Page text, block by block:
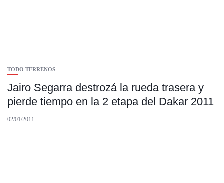
TODO TERRENOS
Jairo Segarra destrozá la rueda trasera y
pierde tiempo en la 2 etapa del Dakar 2011
02/01/2011